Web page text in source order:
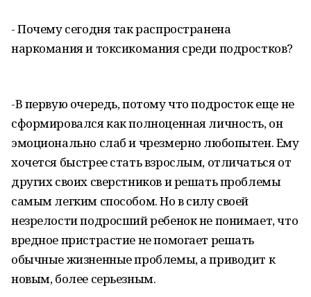
- Почему сегодня так распространена
наркомания и токсикомания среди подростков?
-В первую очередь, потому что подросток еще не
сформировался как полноценная личность, он
эмоционально слаб и чрезмерно любопытен. Ему
хочется быстрее стать взрослым, отличаться от
других своих сверстников и решать проблемы
самым легким способом. Но в силу своей
незрелости подросший ребенок не понимает, что
вредное пристрастие не помогает решать
обычные жизненные проблемы, а приводит к
новым, более серьезным.